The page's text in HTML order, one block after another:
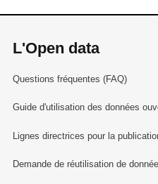
L'Open data
Questions fréquentes (FAQ)
Guide d'utilisation des données
Lignes directrices pour la
Demande de réutilisation de